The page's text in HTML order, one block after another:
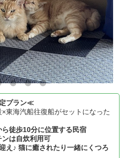
プラン≪
東海汽船往復船がセットになった
徒歩10分に位置する民宿
は自炊利用可
え♪ 猫に癒されたり一緒にくつろ